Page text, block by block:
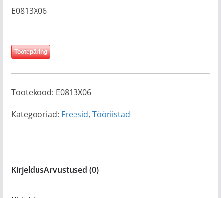
E0813X06
Tootepäring
Tootekood: E0813X06
Kategooriad: Freesid, Tööriistad
KirjeldusArvustused (0)